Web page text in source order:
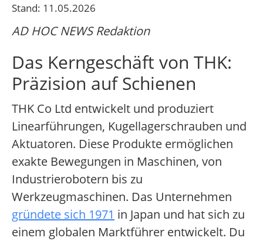
Stand: 11.05.2026
AD HOC NEWS Redaktion
Das Kerngeschäft von THK:
Präzision auf Schienen
THK Co Ltd entwickelt und produziert
Linearführungen, Kugellagerschrauben und
Aktuatoren. Diese Produkte ermöglichen
exakte Bewegungen in Maschinen, von
Industrierobotern bis zu
Werkzeugmaschinen. Das Unternehmen
gründete sich 1971 in Japan und hat sich zu
einem globalen Marktführer entwickelt. Du